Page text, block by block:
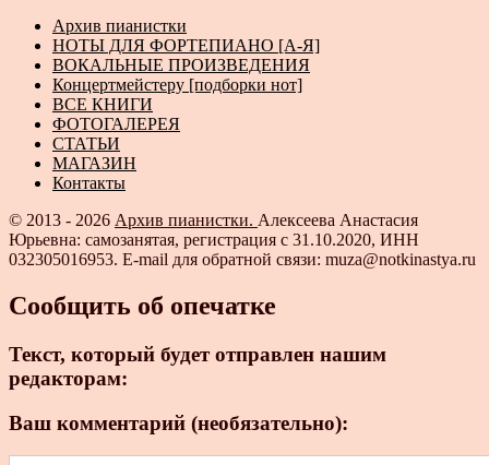
Архив пианистки
НОТЫ ДЛЯ ФОРТЕПИАНО [А-Я]
ВОКАЛЬНЫЕ ПРОИЗВЕДЕНИЯ
Концертмейстеру [подборки нот]
ВСЕ КНИГИ
ФОТОГАЛЕРЕЯ
СТАТЬИ
МАГАЗИН
Контакты
© 2013 - 2026 Архив пианистки. Алексеева Анастасия
Юрьевна: самозанятая, регистрация с 31.10.2020, ИНН
032305016953. E-mail для обратной связи: muza@notkinastya.ru
Сообщить об опечатке
Текст, который будет отправлен нашим
редакторам:
Ваш комментарий (необязательно):